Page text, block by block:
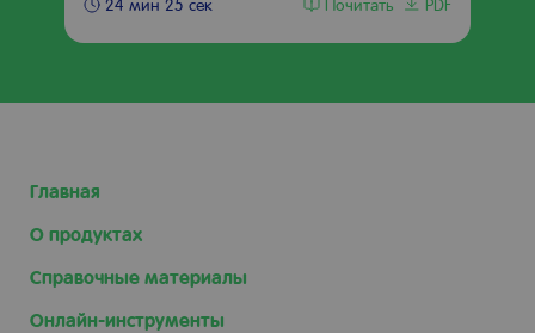
Главная
О продуктах
Справочные материалы
Онлайн-инструменты